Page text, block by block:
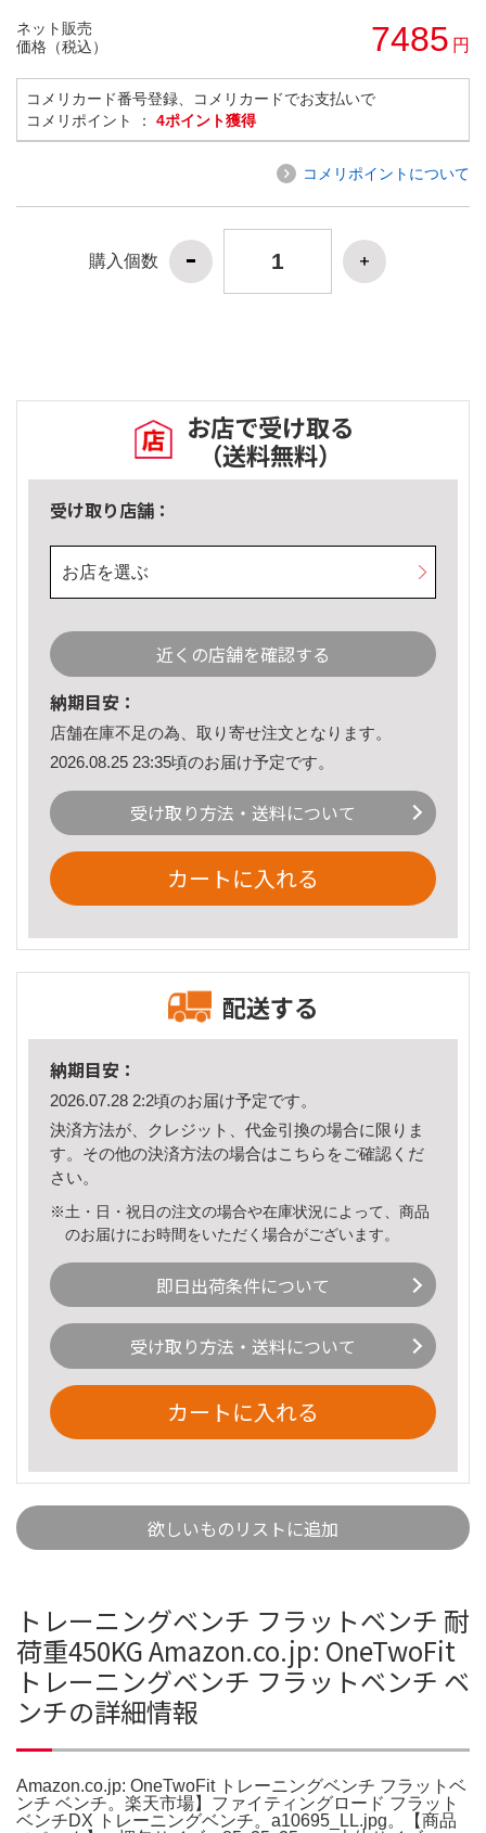
ネット販売
価格（税込）
7485 円
コメリカード番号登録、コメリカードでお支払いで
コメリポイント ： 4ポイント獲得
コメリポイントについて
購入個数
お店で受け取る
（送料無料）
受け取り店舗：
お店を選ぶ
近くの店舗を確認する
納期目安：
店舗在庫不足の為、取り寄せ注文となります。
2026.08.25 23:35頃のお届け予定です。
受け取り方法・送料について
カートに入れる
配送する
納期目安：
2026.07.28 2:2頃のお届け予定です。
決済方法が、クレジット、代金引換の場合に限りま
す。その他の決済方法の場合はこちら をご確認くだ
さい。
※土・日・祝日の注文の場合や在庫状況によって、商品
のお届けにお時間をいただく場合がございます。
即日出荷条件について
受け取り方法・送料について
カートに入れる
欲しいものリストに追加
トレーニングベンチ フラットベンチ 耐
荷重450KG Amazon.co.jp: OneTwoFit
トレーニングベンチ フラットベンチ ベ
ンチの詳細情報
Amazon.co.jp: OneTwoFit トレーニングベンチ フラットベ
ンチ ベンチ。楽天市場】ファイティングロード フラット
ベンチDX トレーニングベンチ。a10695_LL.jpg。【商品